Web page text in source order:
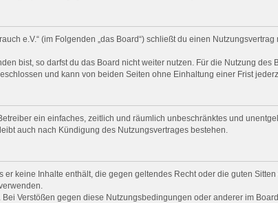
e.V.“ (im Folgenden „das Board“) schließt du einen
bist, so darfst du das Board nicht weiter nutzen. Für die Nutzung
und kann von beiden Seiten ohne Einhaltung einer Frist
ein einfaches, zeitlich und räumlich unbeschränktes und
auch nach Kündigung des Nutzungsvertrages bestehen.
er keine Inhalte enthält, die gegen geltendes Recht oder die guten
Verstößen gegen diese Nutzungsbedingungen oder anderer im